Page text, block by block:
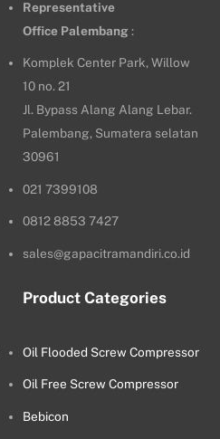
Representative
Office Palembang :
Komplek Center Park, Willow
10 no. 21
Jl. Bypass Alang Alang Lebar.
Palembang, Sumatera selatan
30961
021 7399108
0812 8853 7427
sales@gapacitramandiri.co.id
Product Categories
Oil Flooded Screw Compressor
Oil Free Screw Compressor
Bebicon